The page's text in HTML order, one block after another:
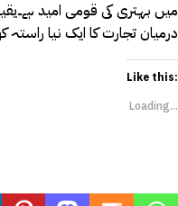
میں بہتری کی قومی امید
درمیان تجارت کا ایک نیا راستہ
Like this:
Loading...